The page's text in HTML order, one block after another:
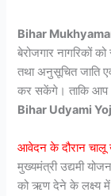
Bihar
बेरोजगार नागरिकों
तथा अनुसूचित जाति
कर सकेंगे। ताकि आप
Bihar Udyami
आवेदन के दौरान चालू
मुख्यमंत्री उद्यमी
को ऋण देने के लक्ष्य